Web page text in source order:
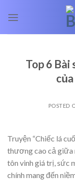
Top 6 Bài
POSTED
Truyện “Chiếc lá
thương cao cả giữa
tôn vinh giá trị, sức
chính mang đến